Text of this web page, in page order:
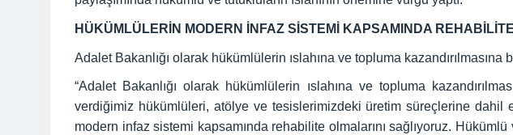
HÜKÜMLÜLERİN MODERN İNFAZ SİSTEMİ KAPSAMINDA
Adalet Bakanlığı olarak hükümlülerin ıslahına ve topluma
“Adalet Bakanlığı olarak hükümlülerin ıslahına ve topluma
verdiğimiz hükümlüleri, atölye ve tesislerimizdeki üretim süreçlerine
modern infaz sistemi kapsamında rehabilite olmalarını sağlıyoruz.